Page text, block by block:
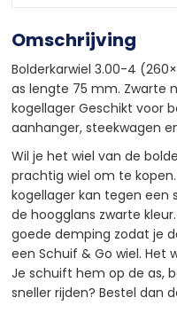
Omschrijving
Bolderkarwiel 3.00-4
as lengte 75 mm. Zwarte
kogellager Geschikt voor
aanhanger, steekwagen
Wil je het wiel van de
prachtig wiel om te
kogellager kan tegen een
de hoogglans zwarte
goede demping zodat je
een Schuif & Go wiel. Het
Je schuift hem op de as,
sneller rijden? Bestel dan